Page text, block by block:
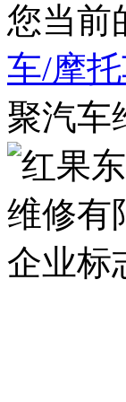
您当前
车/摩
聚汽车